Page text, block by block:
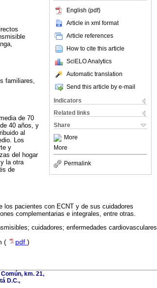
English (pdf)
Article in xml format
Article references
How to cite this article
SciELO Analytics
Automatic translation
Send this article by e-mail
Indicators
Related links
Share
More
More
Permalink
familiares,
de 70
40 años, y
al
Los
y
del hogar
la otra
de
los pacientes con ECNT y de sus cuidadores
complementarias e integrales, entre otras.
cuidadores; enfermedades cardiovasculares.
( pdf )
km. 21,
D.C.,